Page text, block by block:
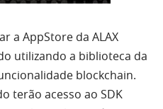
a AppStore da ALAX
utilizando a biblioteca da
blockchain.
terão acesso ao SDK